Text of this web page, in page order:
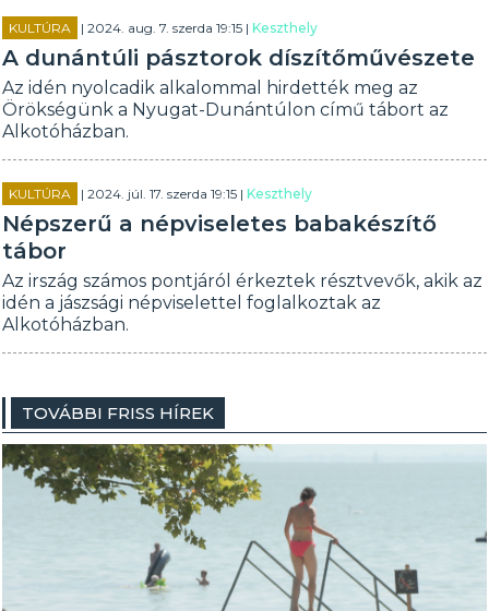
KULTÚRA | 2024. aug. 7. szerda 19:15 |Keszthely
A dunántúli pásztorok díszítőművészete
Az idén nyolcadik alkalommal hirdették meg az
Örökségünk a Nyugat-Dunántúlon című tábort az
Alkotóházban.
KULTÚRA | 2024. júl. 17. szerda 19:15 |Keszthely
Népszerű a népviseletes babakészítő
tábor
Az irszág számos pontjáról érkeztek résztvevők, akik az
idén a jászsági népviselettel foglalkoztak az
Alkotóházban.
TOVÁBBI FRISS HÍREK